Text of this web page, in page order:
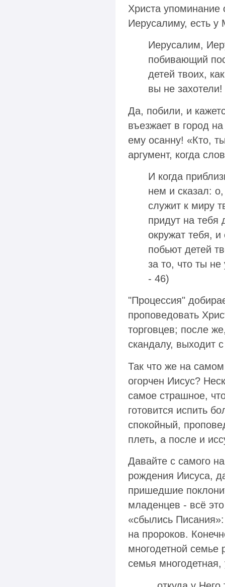
Христа упоминание
Иерусалиму, есть
Иерусалим,
побивающий
детей твоих,
вы не
Да, побили, и
въезжает в город
ему осанну! «Кто,
аргумент, когда
И когда
нем и сказал:
служит к миру
придут на тебя
окружат тебя, и
побьют детей
за то, что ты
- 46)
"Процессия"
проповедовать
торговцев; после
скандалу, выходит
Так что же на
огорчен Иисус?
самое страшное,
готовится испить
спокойный,
плеть, а после и
Давайте с самого
рождения Иисуса,
пришедшие
младенцев - всё
«сбылись
на пророков.
многодетной
семья